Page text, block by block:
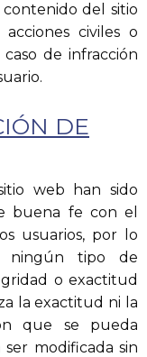
del sitio
civiles o
de infracción
DE
web han sido
buena fe con el
usuarios, por lo
ningún tipo de
o exactitud
la exactitud ni la
que se pueda
modificada sin